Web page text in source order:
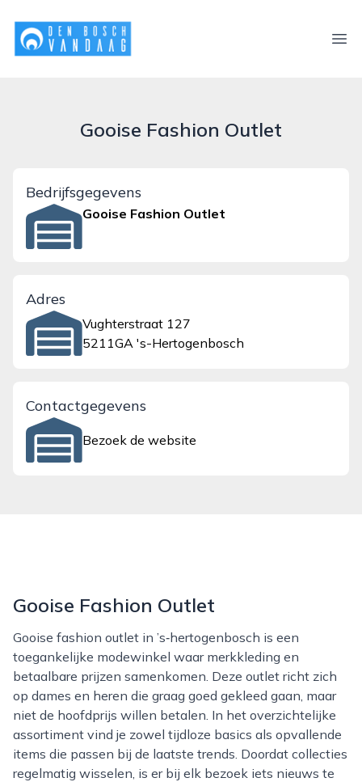
denboschvandaag.nl
Gooise Fashion Outlet
Bedrijfsgegevens
Gooise Fashion Outlet
Adres
Vughterstraat 127
5211GA 's-Hertogenbosch
Contactgegevens
Bezoek de website
Gooise Fashion Outlet
Gooise fashion outlet in ’s‑hertogenbosch is een
toegankelijke modewinkel waar merkkleding en
betaalbare prijzen samenkomen. Deze outlet richt zich
op dames en heren die graag goed gekleed gaan, maar
niet de hoofdprijs willen betalen. In het overzichtelijke
assortiment vind je zowel tijdloze basics als opvallende
items die passen bij de laatste trends. Doordat collecties
regelmatig wisselen, is er bij elk bezoek iets nieuws te